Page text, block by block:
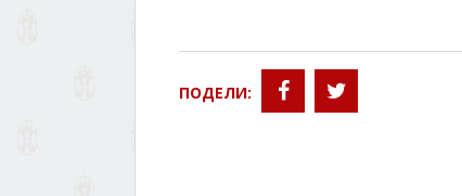
ПОДЕЛИ: